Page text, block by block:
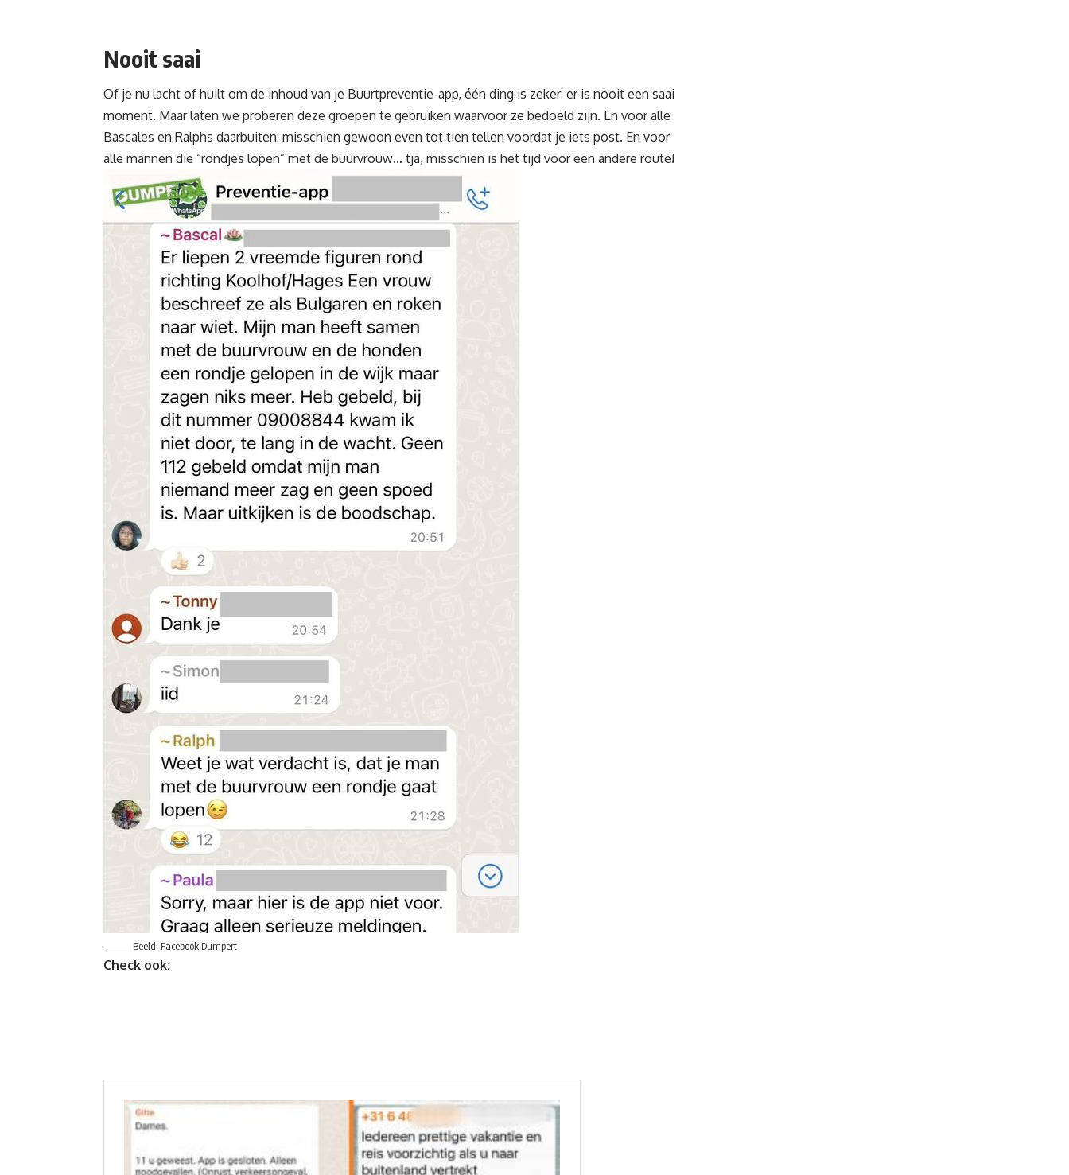
Nooit saai
Of je nu lacht of huilt om de inhoud van je Buurtpreventie-app, één ding is zeker: er is nooit een saai
moment. Maar laten we proberen deze groepen te gebruiken waarvoor ze bedoeld zijn. En voor alle
Bascales en Ralphs daarbuiten: misschien gewoon even tot tien tellen voordat je iets post. En voor
alle mannen die “rondjes lopen” met de buurvrouw… tja, misschien is het tijd voor een andere route!
Beeld: Facebook Dumpert
Check ook: